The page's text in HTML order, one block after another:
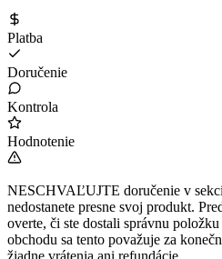
Platba
Doručenie
Kontrola
Hodnotenie
NESCHVAĽUJTE doručenie v
nedostanete presne svoj produkt.
overte, či ste dostali správnu
obchodu sa tento považuje za